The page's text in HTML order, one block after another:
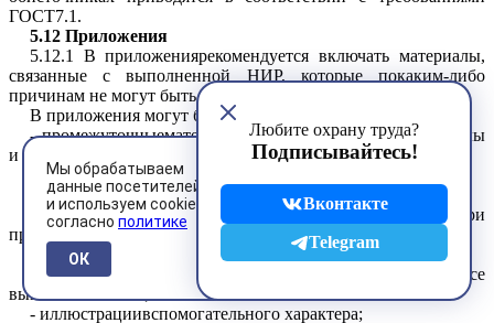
ГОСТ7.1.
5.12 Приложения
5.12.1 В приложениярекомендуется включать материалы,
связанные с выполненной НИР, которые покаким-либо
причинам не могут быть включены в основную часть.
В приложения могут бытьвключены:
- промежуточныематематические доказательства, формулы
и расчеты;
- таблицы вспомогательныхцифровых данных;
- протоколы испытаний;
- описание аппаратуры иприборов, применяемых при
проведении экспериментов, измерений и испытаний;
- заключение метрологическойэкспертизы;
- инструкции, методики,разработанные в процессе
выполнения НИР;
- иллюстрациивспомогательного характера;
Мы обрабатываем
данные посетителей
и используем cookies
согласно политике
ОК
Любите охрану труда?
Подписывайтесь!
Вконтакте
Telegram